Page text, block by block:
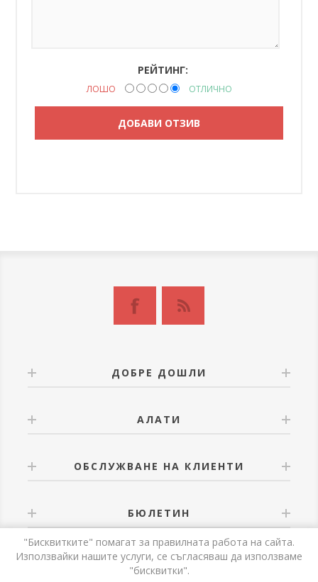
РЕЙТИНГ:
ЛОШО ОТЛИЧНО
ДОБРЕ ДОШЛИ
АЛАТИ
ОБСЛУЖВАНЕ НА КЛИЕНТИ
БЮЛЕТИН
"Бисквитките" помагат за правилната работа на сайта.
Използвайки нашите услуги, се съгласяваш да използваме
"бисквитки".